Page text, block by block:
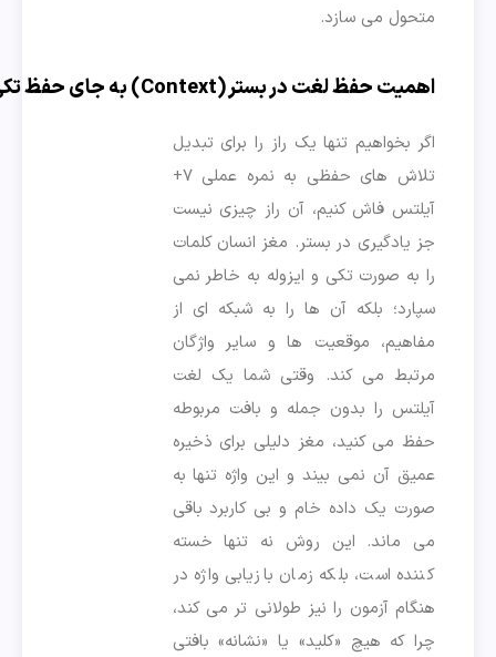
متحول می سازد.
اهمیت حفظ لغت در بستر (Context) به جای حفظ تکی
اگر بخواهیم تنها یک راز را برای تبدیل
تلاش های حفظی به نمره عملی ۷+
آیلتس فاش کنیم، آن راز چیزی نیست
جز یادگیری در بستر. مغز انسان کلمات
را به صورت تکی و ایزوله به خاطر نمی
سپارد؛ بلکه آن ها را به شبکه ای از
مفاهیم، موقعیت ها و سایر واژگان
مرتبط می کند. وقتی شما یک لغت
آیلتس را بدون جمله و بافت مربوطه
حفظ می کنید، مغز دلیلی برای ذخیره
عمیق آن نمی بیند و این واژه تنها به
صورت یک داده خام و بی کاربرد باقی
می ماند. این روش نه تنها خسته
کننده است، بلکه زمان بازیابی واژه در
هنگام آزمون را نیز طولانی تر می کند،
چرا که هیچ «کلید» یا «نشانه» بافتی